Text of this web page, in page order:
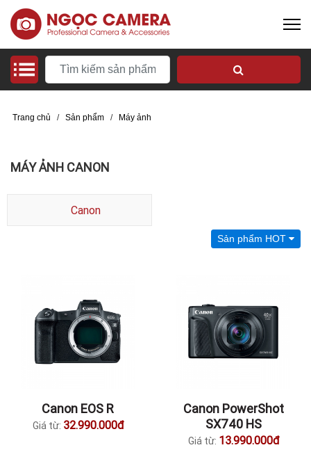
Trang chủ / Sản phẩm / Máy ảnh
MÁY ẢNH CANON
Canon
Sản phẩm HOT
Canon EOS R
Giá từ: 32.990.000đ
Canon PowerShot
SX740 HS
Giá từ: 13.990.000đ